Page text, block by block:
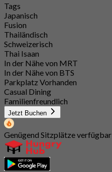
Tags
Japanisch
Fusion
Thailändisch
Schweizerisch
Thai Isaan
In der Nähe von MRT
In der Nähe von BTS
Parkplatz Vorhanden
Casual Dining
Familienfreundlich
Jetzt Buchen
Genügend Sitzplätze verfügbar